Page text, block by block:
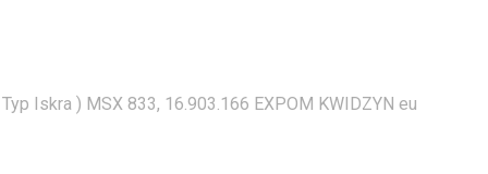
Iskra ) MSX 833, 16.903.166 EXPOM KWIDZYN eu